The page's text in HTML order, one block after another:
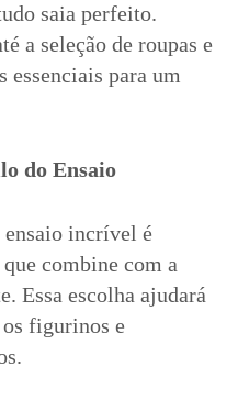
saia perfeito.
a seleção de roupas e
essenciais para um
do Ensaio
ensaio incrível é
que combine com a
Essa escolha ajudará
figurinos e